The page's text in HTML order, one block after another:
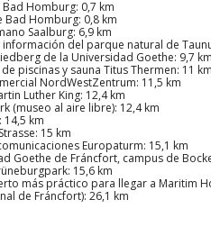
Bad Homburg: 0,7 km
Bad Homburg: 0,8 km
Saalburg: 6,9 km
del parque natural de
de la Universidad Goethe: 9,7 km
piscinas y sauna Titus Thermen: 11 km
NordWestZentrum: 11,5 km
Luther King: 12,4 km
(museo al aire libre): 12,4 km
km
15 km
Europaturm: 15,1 km
Goethe de Fráncfort, campus de
15,6 km
más práctico para llegar a Maritim
de Fráncfort): 26,1 km